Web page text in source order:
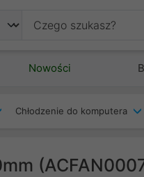
Nowości
Chłodzenie do komputera